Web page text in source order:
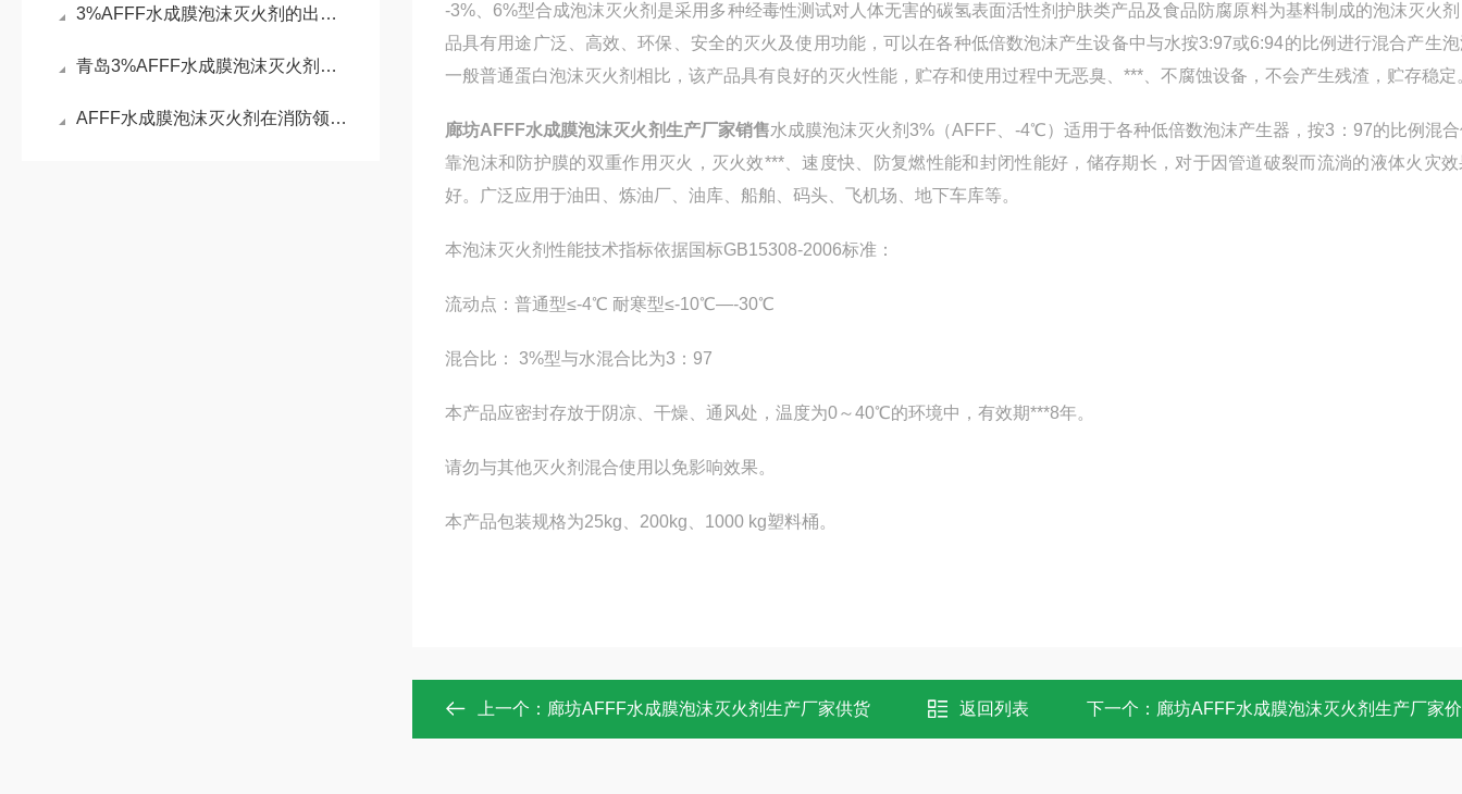
3%AFFF水成膜泡沫灭火剂的出厂标准
青岛3%AFFF水成膜泡沫灭火剂的验收标准
AFFF水成膜泡沫灭火剂在消防领域中占据着重要地位
-3%、6%型合成泡沫灭火剂是采用多种经毒性测试对人体无害的碳氢表面活性剂护肤类产品及食品防腐原料为基料制成的泡沫灭火
品具有用途广泛、高效、环保、安全的灭火及使用功能，可以在各种低倍数泡沫产生设备中与水按3:97或6:94的比例进行混合产生
一般普通蛋白泡沫灭火剂相比，该产品具有良好的灭火性能，贮存和使用过程中无恶臭、***、不腐蚀设备，不会产生残渣，贮存稳定
廊坊AFFF水成膜泡沫灭火剂生产厂家销售水成膜泡沫灭火剂3%（AFFF、-4℃）适用于各种低倍数泡沫产生器，按3：97的比例混
靠泡沫和防护膜的双重作用灭火，灭火效***、速度快、防复燃性能和封闭性能好，储存期长，对于因管道破裂而流淌的液体火灾
好。广泛应用于油田、炼油厂、油库、船舶、码头、飞机场、地下车库等。
本泡沫灭火剂性能技术指标依据国标GB15308-2006标准：
流动点：普通型≤-4℃ 耐寒型≤-10℃—-30℃
混合比： 3%型与水混合比为3：97
本产品应密封存放于阴凉、干燥、通风处，温度为0～40℃的环境中，有效期***8年。
请勿与其他灭火剂混合使用以免影响效果。
本产品包装规格为25kg、200kg、1000 kg塑料桶。
上一个： 廊坊AFFF水成膜泡沫灭火剂生产厂家供货 返回列表 下一个： 廊坊AFFF水成膜泡沫灭火剂生产厂家